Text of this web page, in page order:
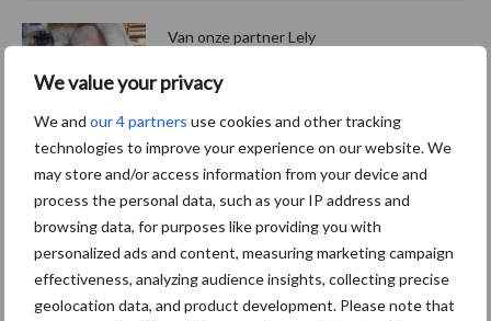
We value your privacy
We and our 4 partners use cookies and other tracking
technologies to improve your experience on our website. We
may store and/or access information from your device and
process the personal data, such as your IP address and
browsing data, for purposes like providing you with
personalized ads and content, measuring marketing campaign
effectiveness, analyzing audience insights, collecting precise
geolocation data, and product development. Please note that
Van onze partner Lely
het betekent voor jouw
melkveebedrijf
Themapagina's
Diergezondheid Bemesting Fokkerij